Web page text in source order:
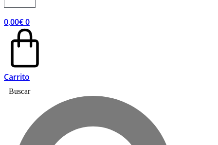
0,00€0
Carrito
Buscar